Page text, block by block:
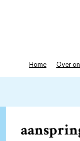
Home Over